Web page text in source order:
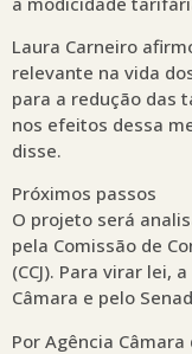
Laura Carneiro
relevante na vida
para a redução das
nos efeitos dessa
disse.
Próximos passos
O projeto será
pela Comissão de
(CCJ). Para virar lei,
Câmara e pelo
Por Agência